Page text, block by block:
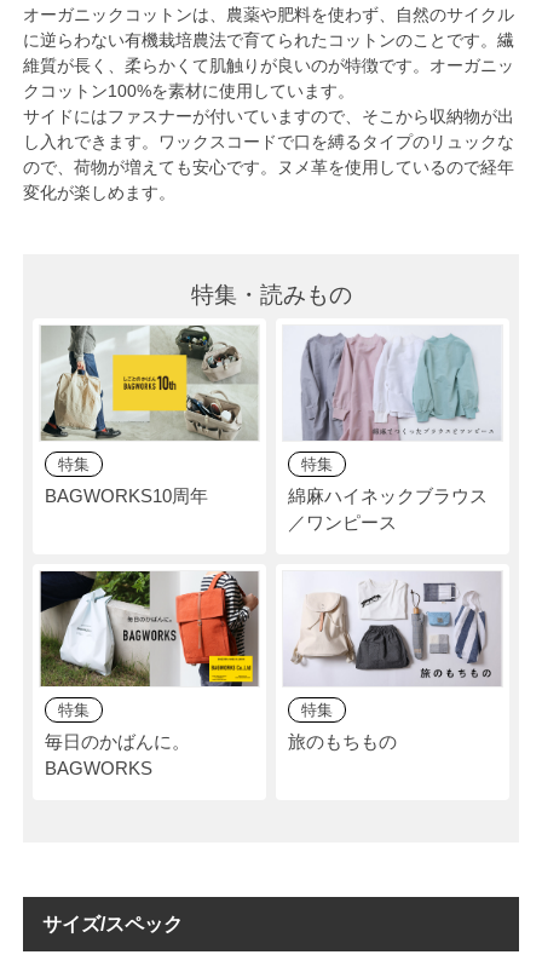
オーガニックコットンは、農薬や肥料を使わず、自然のサイクル
に逆らわない有機栽培農法で育てられたコットンのことです。繊
維質が長く、柔らかくて肌触りが良いのが特徴です。オーガニッ
クコットン100%を素材に使用しています。
サイドにはファスナーが付いていますので、そこから収納物が出
し入れできます。ワックスコードで口を縛るタイプのリュックな
ので、荷物が増えても安心です。ヌメ革を使用しているので経年
変化が楽しめます。
特集・読みもの
特集
BAGWORKS10周年
特集
綿麻ハイネックブラウス
／ワンピース
特集
毎日のかばんに。
BAGWORKS
特集
旅のもちもの
サイズ/スペック